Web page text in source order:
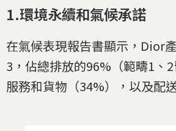
1.環境永續和氣候承諾
在氣候表現報告書顯示，Dior
3，佔總排放的96%（範疇1、
服務和貨物（34%），以及配